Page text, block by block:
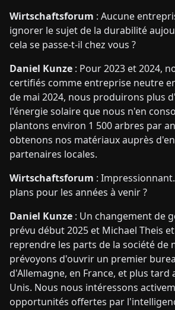
Wirtschaftsforum : Aucune
ignorer le sujet de la durabilité
cela se passe-t-il chez vous ?
Daniel Kunze : Pour 2023 et 2024,
certifiés comme entreprise neutre
de mai 2024, nous produirons plus
l'énergie solaire que nous n'en
plantons environ 1 500 arbres par
obtenons nos matériaux auprès
partenaires locales.
Wirtschaftsforum :
plans pour les années à venir ?
Daniel Kunze : Un changement de
prévu début 2025 et Michael Theis
reprendre les parts de la société de
prévoyons d'ouvrir un premier
d'Allemagne, en France, et plus tard
Unis. Nous nous intéressons
opportunités offertes par